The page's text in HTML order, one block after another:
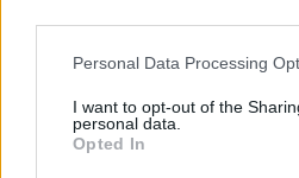
Personal Data Processing
I want to opt-out of the
personal data.
Opted In